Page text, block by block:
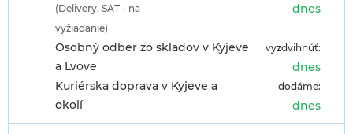
(Delivery, SAT - na
vyžiadanie)
dnes
Osobný odber zo skladov v Kyjeve
a Lvove
vyzdvihnúť:
dnes
Kuriérska doprava v Kyjeve a
okolí
dodáme:
dnes